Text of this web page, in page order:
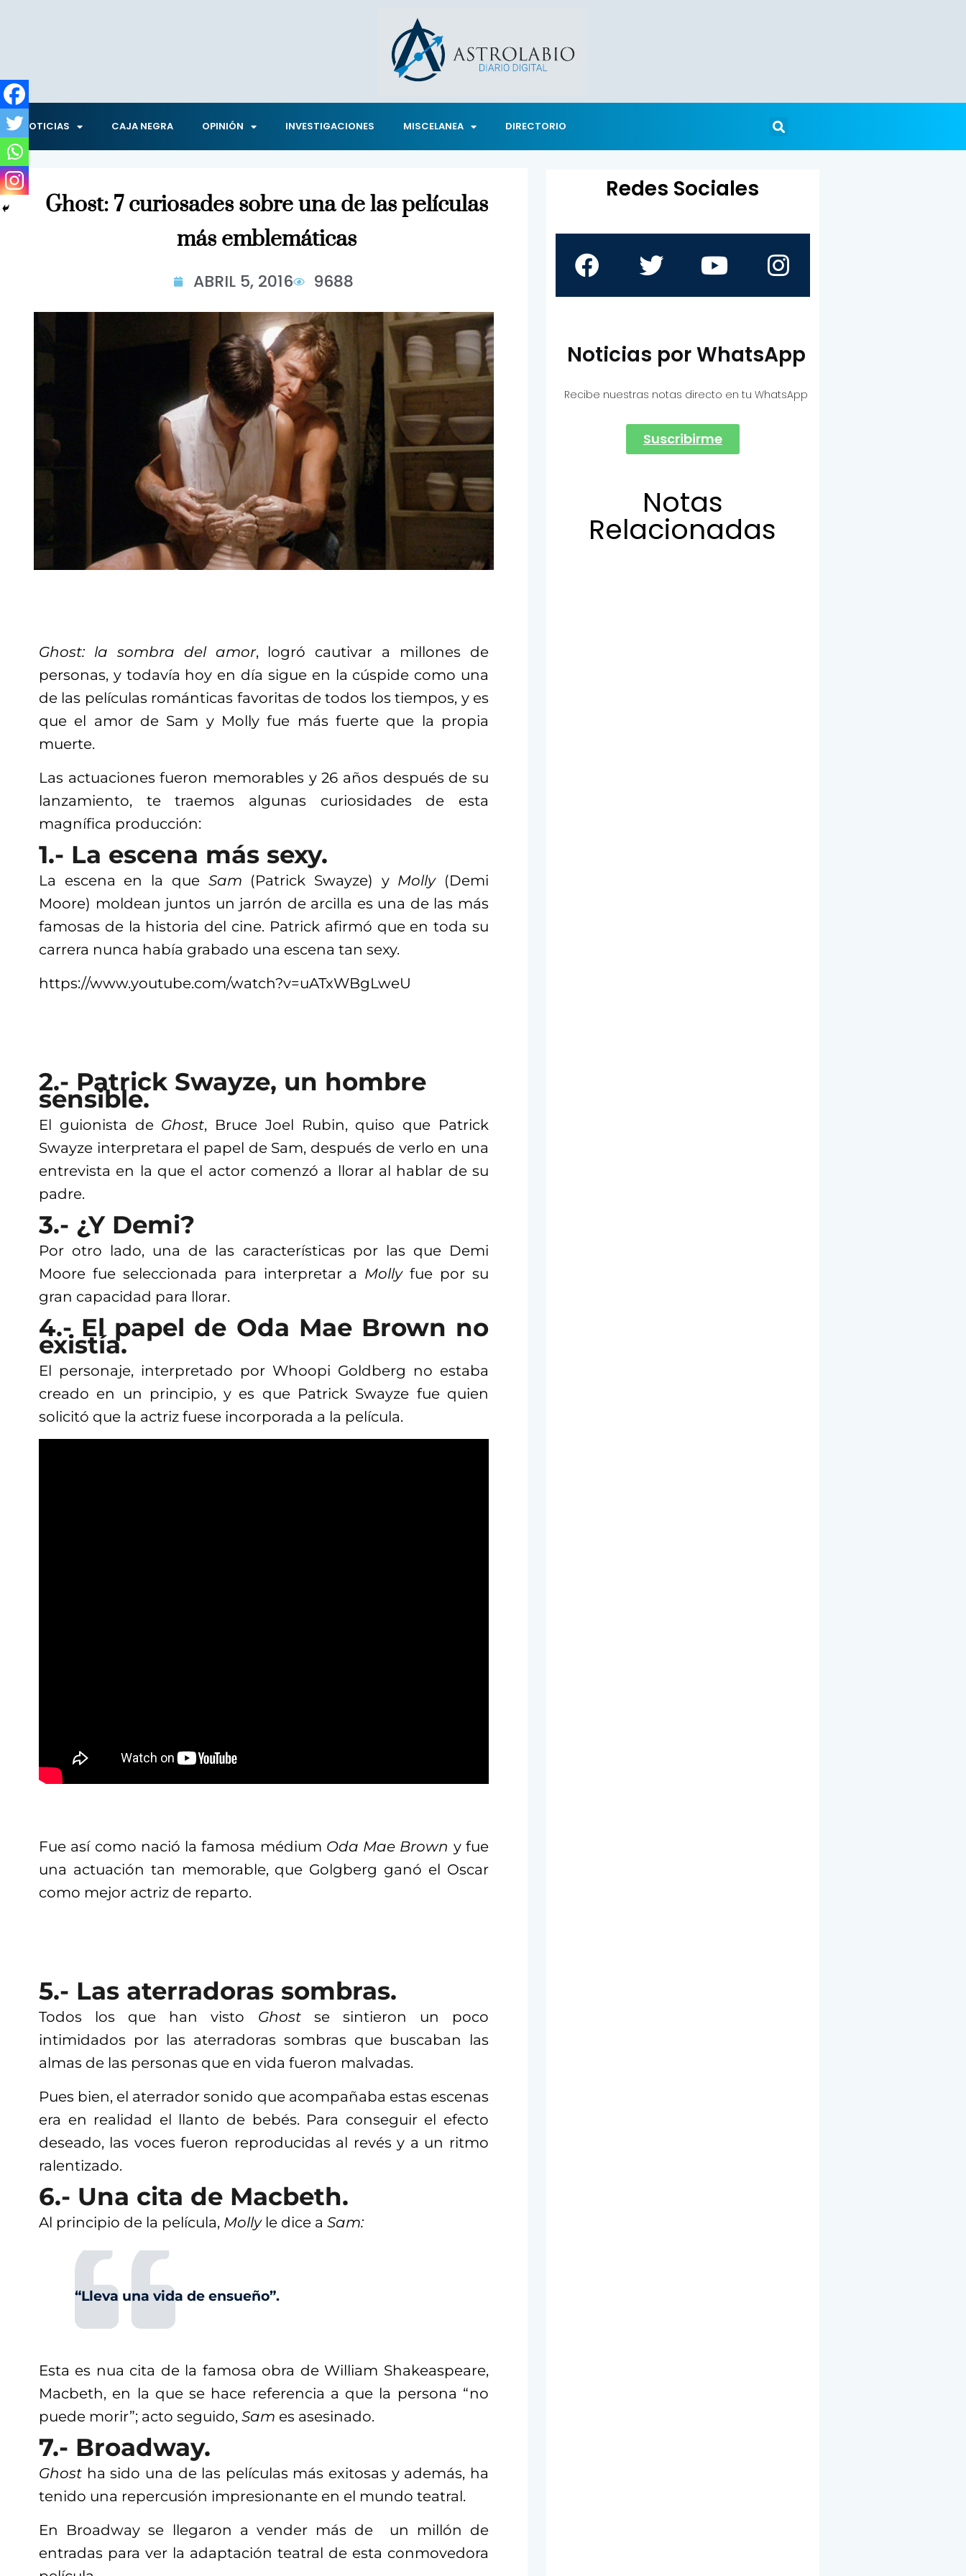
NOTICIAS CAJA NEGRA OPINIÓN INVESTIGACIONES MISCELANEA DIRECTORIO
Ghost: 7 curiosades sobre una de las películas
más emblemáticas
ABRIL 5, 2016 9688
Ghost: la sombra del amor, logró cautivar a millones de
personas, y todavía hoy en día sigue en la cúspide como una
de las películas románticas favoritas de todos los tiempos, y es
que el amor de Sam y Molly fue más fuerte que la propia
muerte.
Las actuaciones fueron memorables y 26 años después de su
lanzamiento, te traemos algunas curiosidades de esta
magnífica producción:
1.- La escena más sexy.
La escena en la que Sam (Patrick Swayze) y Molly (Demi
Moore) moldean juntos un jarrón de arcilla es una de las más
famosas de la historia del cine. Patrick afirmó que en toda su
carrera nunca había grabado una escena tan sexy.
https://www.youtube.com/watch?v=uATxWBgLweU
2.- Patrick Swayze, un hombre
sensible.
El guionista de Ghost, Bruce Joel Rubin, quiso que Patrick
Swayze interpretara el papel de Sam, después de verlo en una
entrevista en la que el actor comenzó a llorar al hablar de su
padre.
3.- ¿Y Demi?
Por otro lado, una de las características por las que Demi
Moore fue seleccionada para interpretar a Mollyfue por su
gran capacidad para llorar.
4.- El papel de Oda Mae Brown no
existía.
El personaje, interpretado por Whoopi Goldberg no estaba
creado en un principio, y es que Patrick Swayze fue quien
solicitó que la actriz fuese incorporada a la película.
Fue así como nació la famosa médium Oda Mae Brown y fue
una actuación tan memorable, que Golgberg ganó el Oscar
como mejor actriz de reparto.
5.- Las aterradoras sombras.
Todos los que han visto Ghost se sintieron un poco
intimidados por las aterradoras sombras que buscaban las
almas de las personas que en vida fueron malvadas.
Pues bien, el aterrador sonido que acompañaba estas escenas
era en realidad el llanto de bebés. Para conseguir el efecto
deseado, las voces fueron reproducidas al revés y a un ritmo
ralentizado.
6.- Una cita de Macbeth.
Al principio de la película, Molly le dice a Sam:
“Lleva una vida de ensueño”.
Esta es nua cita de la famosa obra de William Shakeaspeare,
Macbeth, en la que se hace referencia a que la persona “no
puede morir”; acto seguido, Sam es asesinado.
7.- Broadway.
Ghost ha sido una de las películas más exitosas y además, ha
tenido una repercusión impresionante en el mundo teatral.
En Broadway se llegaron a vender más de un millón de
entradas para ver la adaptación teatral de esta conmovedora
Redes Sociales
Noticias por WhatsApp
Recibe nuestras notas directo en tu WhatsApp
Suscribirme
Notas
Relacionadas